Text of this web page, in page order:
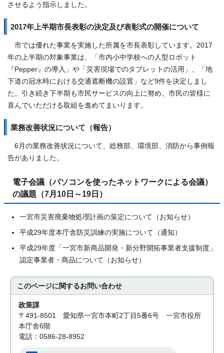
させるよう指示しました。
2017年上半期市長表彰の決定及び表彰式の開催について
市では優れた事業を実施した所属を市長表彰しています。2017
年の上半期の対象事業は、「市内小中学校への人型ロボット
『Pepper』の導入」や「災害現場でのタブレットの活用」、「地
下道の冠水時における交通遮断機の設置」など9件を決定しまし
た。引き続き下半期も市民サービスの向上に努め、市民の皆様に
喜んでいただける取組を進めてまいります。
業務改善状況について（報告）
6月の業務改善状況について、総務部、環境部、消防から事例報
告がありました。
電子会議（パソコンを使ったネットワークによる会議）
の議題（7月10日～19日）
一宮市災害廃棄物処理計画の策定について（お知らせ）
平成29年度本庁舎防災訓練の実施について（通知）
平成29年度「一宮市新商品開発・新分野開拓事業者支援制度」
認定事業者・商品について（お知らせ）
このページに関するお問い合わせ
政策課
〒491-8501 愛知県一宮市本町2丁目5番6号 一宮市役所
本庁舎6階
電話：0586-28-8952